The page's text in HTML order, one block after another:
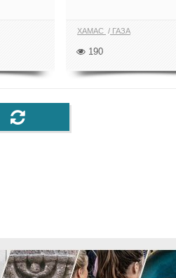
ХАМАС ГАЗА
190